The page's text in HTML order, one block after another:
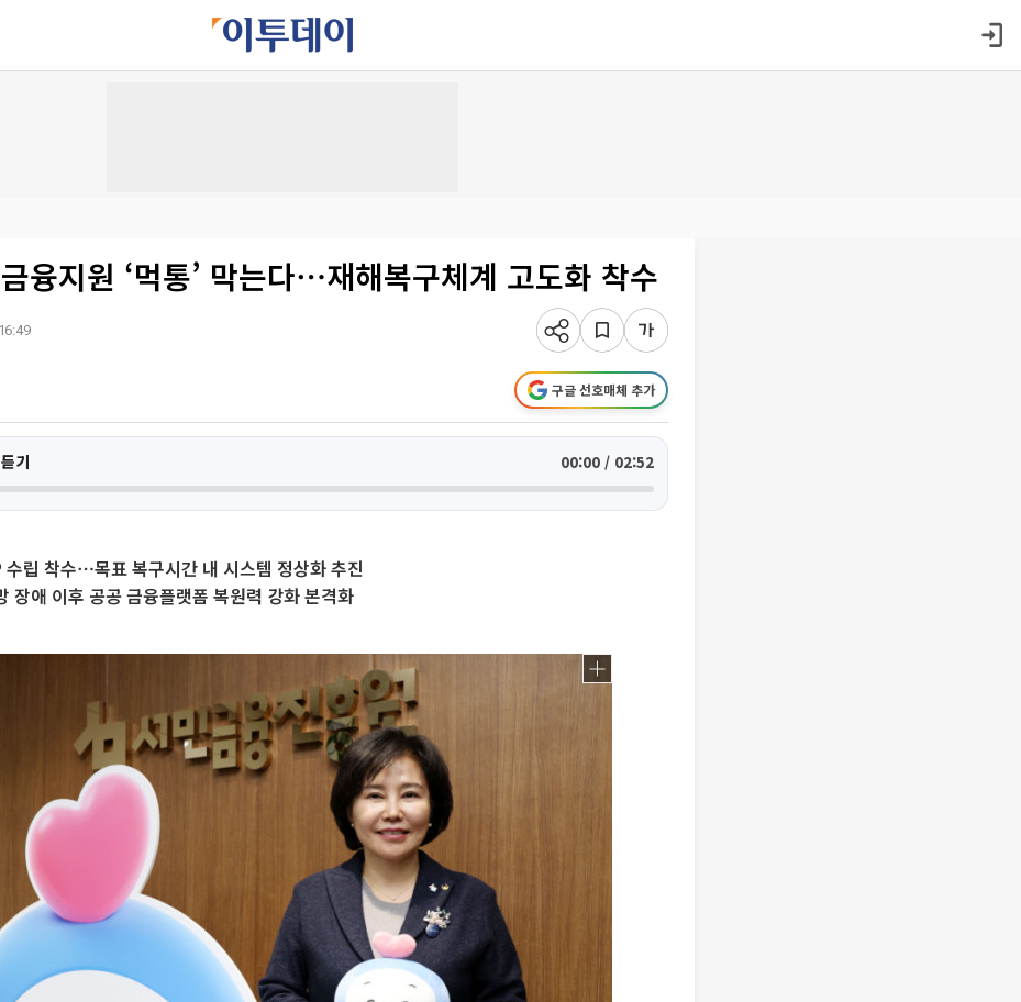
융지원 ‘먹통’ 막는다⋯재해복구체계 고도화 착수
구글 선호매체 추가
기 00:00 / 02:52
수립 착수⋯목표 복구시간 내 시스템 정상화 추진
장애 이후 공공 금융플랫폼 복원력 강화 본격화